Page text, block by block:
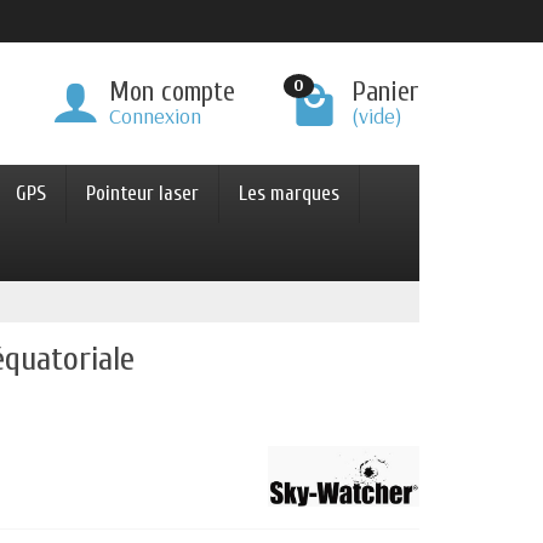
Mon compte
Connexion
0 Panier
(vide)
GPS Pointeur laser Les marques